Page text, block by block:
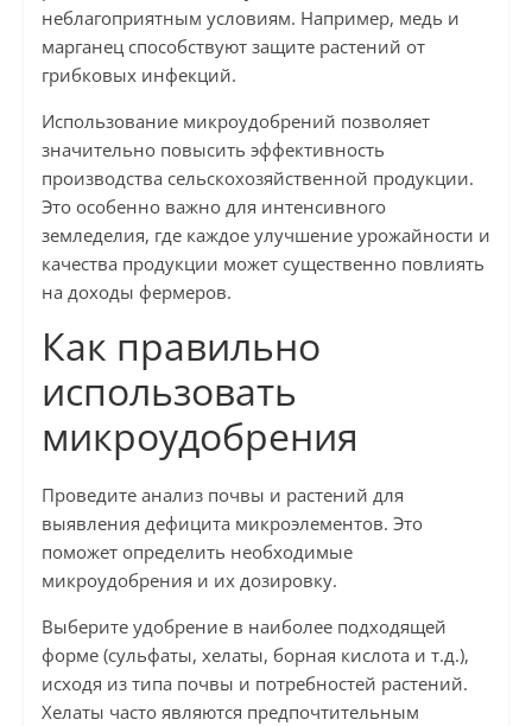
неблагоприятным условиям. Например, медь и
марганец способствуют защите растений от
грибковых инфекций.
Использование микроудобрений позволяет
значительно повысить эффективность
производства сельскохозяйственной продукции.
Это особенно важно для интенсивного
земледелия, где каждое улучшение урожайности и
качества продукции может существенно повлиять
на доходы фермеров.
Как правильно
использовать
микроудобрения
Проведите анализ почвы и растений для
выявления дефицита микроэлементов. Это
поможет определить необходимые
микроудобрения и их дозировку.
Выберите удобрение в наиболее подходящей
форме (сульфаты, хелаты, борная кислота и т.д.),
исходя из типа почвы и потребностей растений.
Хелаты часто являются предпочтительным